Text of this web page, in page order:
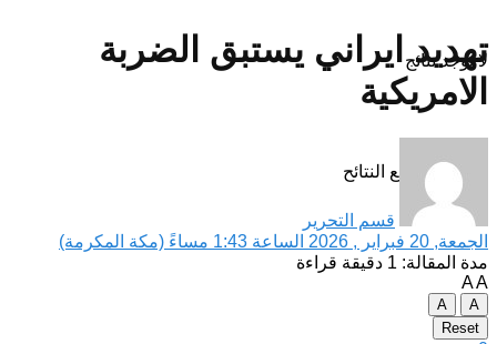
لا توجد نتائج
مشاهدة جميع النتائح
تهديد ايراني يستبق الضربة
الامريكية
قسم التحرير
الجمعة, 20 فبراير , 2026 الساعة 1:43 مساءً (مكة المكرمة)
مدة المقالة: 1 دقيقة قراءة
AA
A
A
Reset